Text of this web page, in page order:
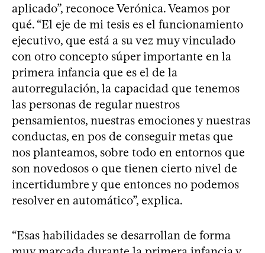
aplicado”, reconoce Verónica. Veamos por
qué. “El eje de mi tesis es el funcionamiento
ejecutivo, que está a su vez muy vinculado
con otro concepto súper importante en la
primera infancia que es el de la
autorregulación, la capacidad que tenemos
las personas de regular nuestros
pensamientos, nuestras emociones y nuestras
conductas, en pos de conseguir metas que
nos planteamos, sobre todo en entornos que
son novedosos o que tienen cierto nivel de
incertidumbre y que entonces no podemos
resolver en automático”, explica.
“Esas habilidades se desarrollan de forma